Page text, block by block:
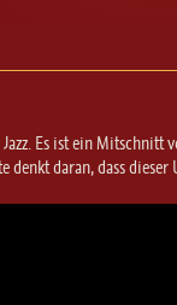
Es ist ein
denkt daran, dass